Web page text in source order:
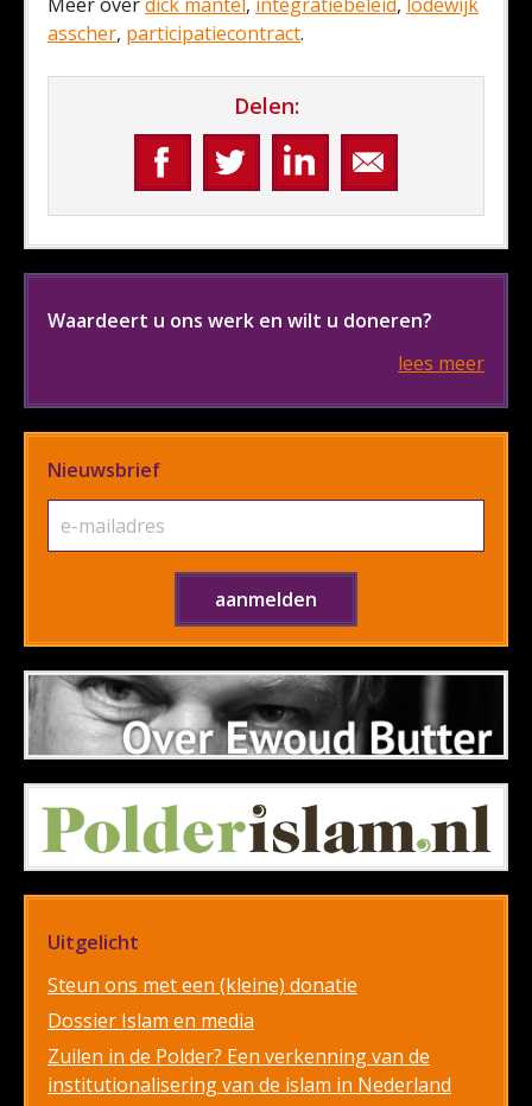
asscher, participatiecontract.
Delen:
Waardeert u ons werk en wilt u doneren?
lees meer
Nieuwsbrief
Uitgelicht
Steun ons met een (kleine) donatie
Dossier Islam en media
Zuilen in de Polder? Een verkenning van de
institutionalisering van de islam in Nederland